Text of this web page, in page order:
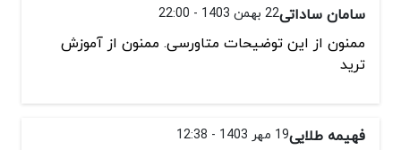
سامان ساداتی22 بهمن 1403 - 22:00
ممنون از این توضیحات متاورسی. ممنون از آموزش
ترید
فهیمه طلایی19 مهر 1403 - 12:38